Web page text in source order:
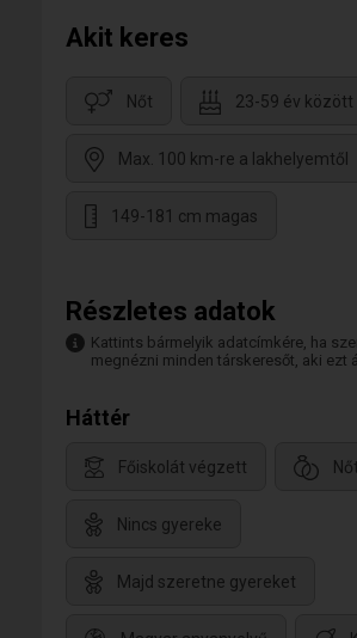
Akit keres
Nőt 23-59 év között
Max. 100 km-re a lakhelyemtől
149-181 cm magas
Részletes adatok
Kattints bármelyik adatcímkére, ha
megnézni minden társkeresőt, aki ezt
Háttér
Főiskolát végzett
Nincs gyereke
Majd szeretne gyereket